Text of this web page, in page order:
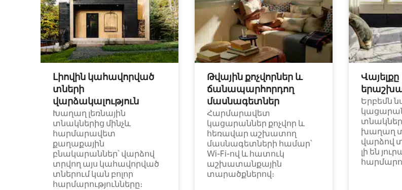
Լիովին կահավորված
տների
վարձակալություն
Խաղաղ լեռնային
տնակներից մինչև
հարմարավետ
քաղաքային
բնակարաններ՝ վարձով
տրվող այս կահավորված
տներում կան բոլոր
հարմարությունները։
Թվային քոչվորներ և
ճանապարհորդող
մասնագետներ
Հարմարավետ
կացարաններ քոչվոր և
հեռավար աշխատող
մասնագետների համար՝
Wi-Fi-ով և հատուկ
աշխատանքային
տարածքներով։
Վայելքը
Երբեմն
խաղաղ
վարձով
լի են